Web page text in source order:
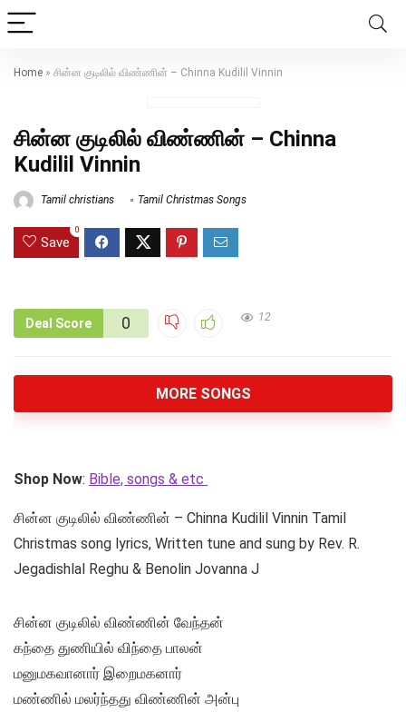
Home » சின்ன குடிலில் விண்ணின் – Chinna Kudilil Vinnin
சின்ன குடிலில் விண்ணின் – Chinna
Kudilil Vinnin
Tamil christians Tamil Christmas Songs
Save
0
Deal Score 0 12
MORE SONGS
Shop Now: Bible, songs & etc
சின்ன குடிலில் விண்ணின் – Chinna Kudilil Vinnin Tamil
Christmas song lyrics, Written tune and sung by Rev. R.
Jegadishlal Reghu & Benolin Jovanna J
சின்ன குடிலில் விண்ணின் வேந்தன்
கந்தை துணியில் விந்தை பாலன்
மனுமகவானார் இறைமகனார்
மண்ணில் மலர்ந்தது விண்ணின் அன்பு